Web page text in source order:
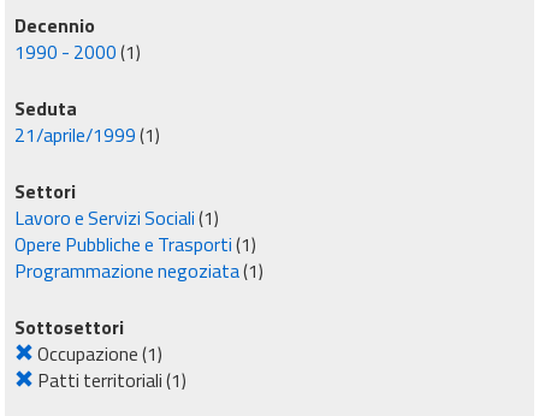
Decennio
1990 - 2000(1)
Seduta
21/aprile/1999(1)
Settori
Lavoro e Servizi Sociali(1)
Opere Pubbliche e Trasporti(1)
Programmazione negoziata(1)
Sottosettori
Occupazione(1)
Patti territoriali(1)